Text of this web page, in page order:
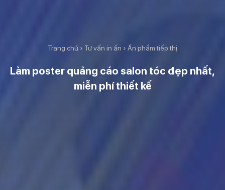
Trang chủ › Tư vấn in ấn › Ấn phẩm tiếp thị
Làm poster quảng cáo salon tóc đẹp nhất,
miễn phí thiết kế